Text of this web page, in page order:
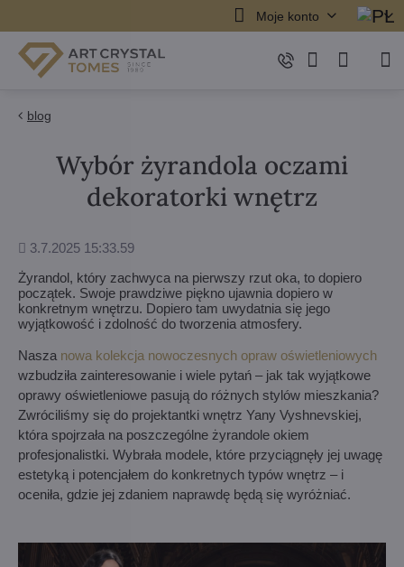
Moje konto
blog
Wybór żyrandola oczami
dekoratorki wnętrz
Dodane
3.7.2025 15:33.59
Żyrandol, który zachwyca na pierwszy rzut oka, to dopiero
początek. Swoje prawdziwe piękno ujawnia dopiero w
konkretnym wnętrzu. Dopiero tam uwydatnia się jego
wyjątkowość i zdolność do tworzenia atmosfery.
Nasza nowa kolekcja nowoczesnych opraw oświetleniowych
wzbudziła zainteresowanie i wiele pytań – jak tak wyjątkowe
oprawy oświetleniowe pasują do różnych stylów mieszkania?
Zwróciliśmy się do projektantki wnętrz Yany Vyshnevskiej,
która spojrzała na poszczególne żyrandole okiem
profesjonalistki. Wybrała modele, które przyciągnęły jej uwagę
estetyką i potencjałem do konkretnych typów wnętrz – i
oceniła, gdzie jej zdaniem naprawdę będą się wyróżniać.